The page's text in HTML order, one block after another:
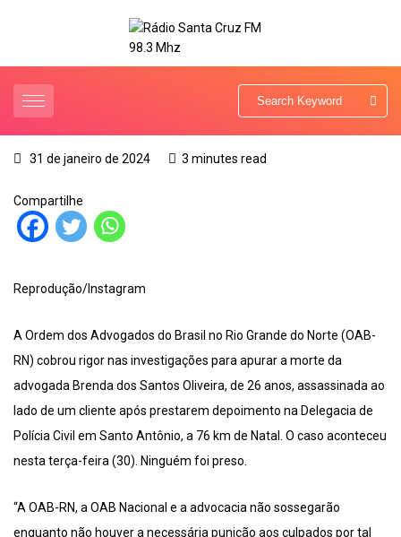
31 de janeiro de 2024 3 minutes read
Compartilhe
Reprodução/Instagram
A Ordem dos Advogados do Brasil no Rio Grande do Norte (OAB-
RN) cobrou rigor nas investigações para apurar a morte da
advogada Brenda dos Santos Oliveira, de 26 anos, assassinada ao
lado de um cliente após prestarem depoimento na Delegacia de
Polícia Civil em Santo Antônio, a 76 km de Natal. O caso aconteceu
nesta terça-feira (30). Ninguém foi preso.
“A OAB-RN, a OAB Nacional e a advocacia não sossegarão
enquanto não houver a necessária punição aos culpados por tal